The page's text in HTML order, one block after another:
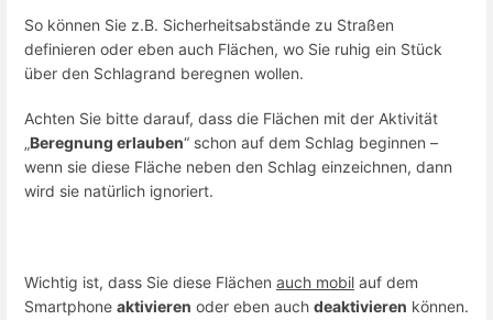
So können Sie z.B. Sicherheitsabstände zu Straßen
definieren oder eben auch Flächen, wo Sie ruhig ein Stück
über den Schlagrand beregnen wollen.
Achten Sie bitte darauf, dass die Flächen mit der Aktivität
„Beregnung erlauben“ schon auf dem Schlag beginnen –
wenn sie diese Fläche neben den Schlag einzeichnen, dann
wird sie natürlich ignoriert.
Wichtig ist, dass Sie diese Flächen auch mobil auf dem
Smartphone aktivieren oder eben auch deaktivieren können.